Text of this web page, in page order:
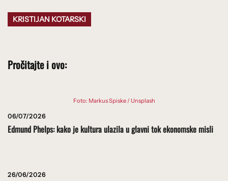
KRISTIJAN KOTARSKI
Pročitajte i ovo:
Foto: Markus Spiske / Unsplash
06/07/2026
Edmund Phelps: kako je kultura ulazila u glavni tok ekonomske misli
26/06/2026